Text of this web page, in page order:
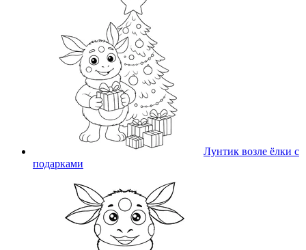
Лунтик возле ёлки с
подарками